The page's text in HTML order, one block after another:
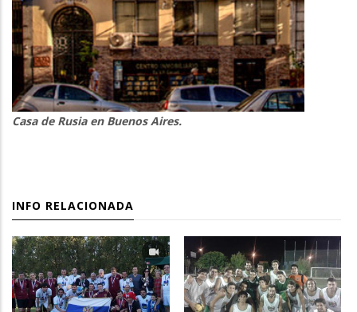
Casa de Rusia en Buenos Aires.
INFO RELACIONADA